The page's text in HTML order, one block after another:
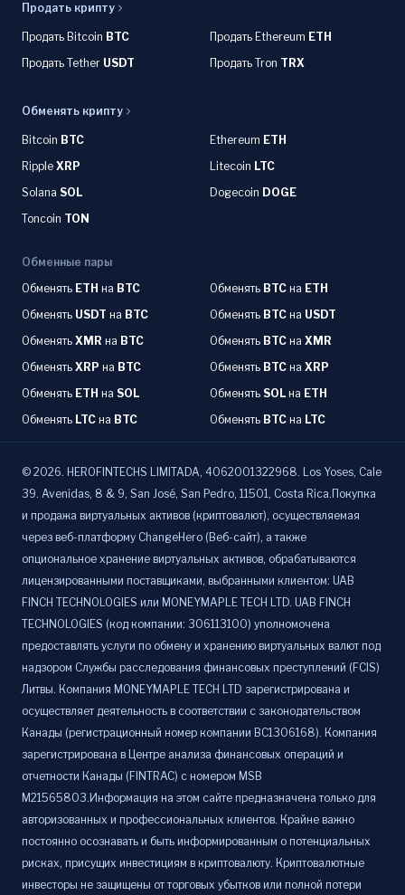
Продать крипту
Продать Bitcoin BTC Продать Ethereum ETH
Продать Tether USDT Продать Tron TRX
Обменять крипту
Bitcoin BTC Ethereum ETH
Ripple XRP Litecoin LTC
Solana SOL Dogecoin DOGE
Toncoin TON
Обменные пары
Обменять ETH на BTC Обменять BTC на ETH
Обменять USDT на BTC Обменять BTC на USDT
Обменять XMR на BTC Обменять BTC на XMR
Обменять XRP на BTC Обменять BTC на XRP
Обменять ETH на SOL Обменять SOL на ETH
Обменять LTC на BTC Обменять BTC на LTC
© 2026. HEROFINTECHS LIMITADA, 4062001322968. Los Yoses, Cale
39. Avenidas, 8 & 9, San José, San Pedro, 11501, Costa Rica.Покупка
и продажа виртуальных активов (криптовалют), осуществляемая
через веб-платформу ChangeHero (Веб-сайт), а также
опциональное хранение виртуальных активов, обрабатываются
лицензированными поставщиками, выбранными клиентом: UAB
FINCH TECHNOLOGIES или MONEYMAPLE TECH LTD. UAB FINCH
TECHNOLOGIES (код компании: 306113100) уполномочена
предоставлять услуги по обмену и хранению виртуальных валют под
надзором Службы расследования финансовых преступлений (FCIS)
Литвы. Компания MONEYMAPLE TECH LTD зарегистрирована и
осуществляет деятельность в соответствии с законодательством
Канады (регистрационный номер компании BC1306168). Компания
зарегистрирована в Центре анализа финансовых операций и
отчетности Канады (FINTRAC) с номером MSB
M21565803.Информация на этом сайте предназначена только для
авторизованных и профессиональных клиентов. Крайне важно
постоянно осознавать и быть информированным о потенциальных
рисках, присущих инвестициям в криптовалюту. Криптовалютные
инвесторы не защищены от торговых убытков или полной потери